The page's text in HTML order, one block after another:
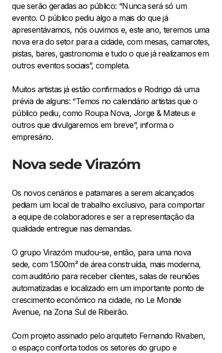
que serão geradas ao público: “Nunca será só um
evento. O público pediu algo a mais do que já
apresentávamos, nós ouvimos e, este ano, teremos uma
nova era do setor para a cidade, com mesas, camarotes,
pistas, bares, gastronomia e tudo o que já realizamos em
outros eventos sociais”, completa.
Muitos artistas já estão confirmados e Rodrigo dá uma
prévia de alguns: “Temos no calendário artistas que o
público pediu, como Roupa Nova, Jorge & Mateus e
outros que divulgaremos em breve”, informa o
empresário.
Nova sede Virazóm
Os novos cenários e patamares a serem alcançados
pediam um local de trabalho exclusivo, para comportar
a equipe de colaboradores e ser a representação da
qualidade entregue nas demandas.
O grupo Virazóm mudou-se, então, para uma nova
sede, com 1.500m² de área construída, mais moderna,
com auditório para receber clientes, salas de reuniões
automatizadas e localizado em um importante ponto de
crescimento econômico na cidade, no Le Monde
Avenue, na Zona Sul de Ribeirão.
Com projeto assinado pelo arquiteto Fernando Rivaben,
o espaço conforta todos os setores do grupo e